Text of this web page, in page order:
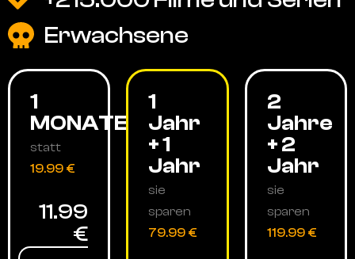
Erwachsene
1
MONATE
statt
19.99 €
11.99
€
1
Jahr
+ 1
Jahr
sie
sparen
79.99 €
2
Jahre
+ 2
Jahr
sie
sparen
119.99 €